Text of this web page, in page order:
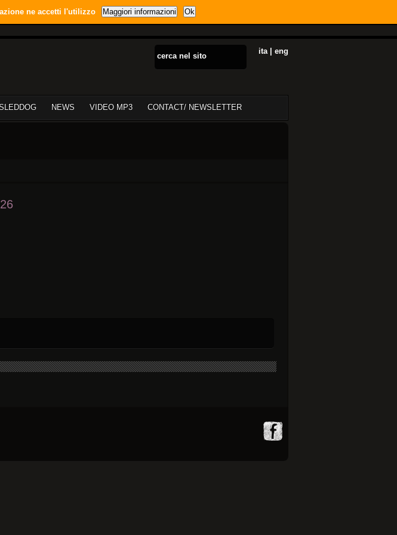
ita| eng
NEWS VIDEO MP3 CONTACT/ NEWSLETTER
ne accetti l'utilizzo Maggiori informazioni Ok